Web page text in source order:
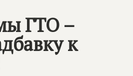
Газета
ГТО –
к